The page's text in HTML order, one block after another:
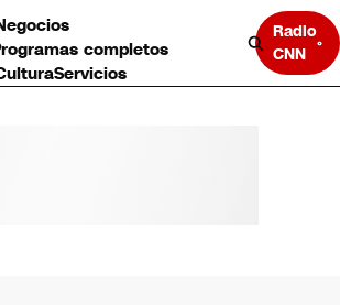
completos
Servicios
Radio
CNN